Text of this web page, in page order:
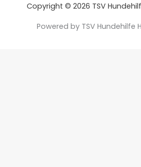
Copyright © 2026 TSV
Powered by TSV Hundehilfe